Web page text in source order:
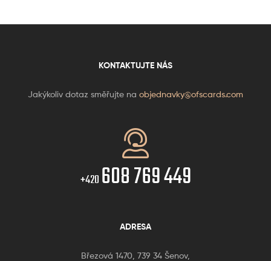
KONTAKTUJTE NÁS
Jakýkoliv dotaz směřujte na objednavky@ofscards.com
+420 608 769 449
ADRESA
Březová 1470, 739 34 Šenov,